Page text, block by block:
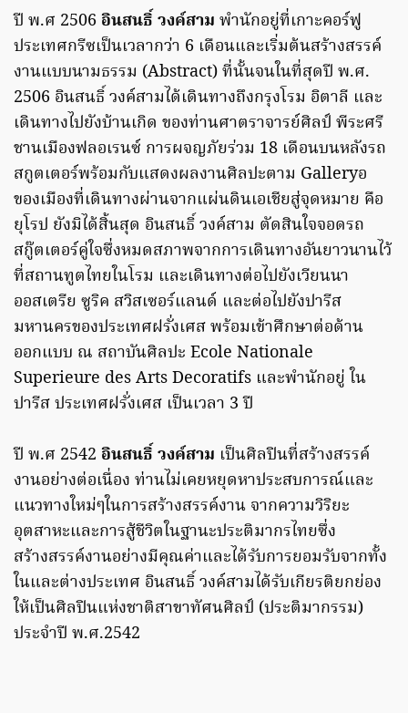
ปี พ.ศ 2506อินสนธิ์ วงค์สาม พำนักอยู่ที่เกาะคอร์ฟู
ประเทศกรีซเป็นเวลากว่า 6 เดือนและเริ่มต้นสร้างสรรค์
งานแบบนามธรรม (Abstract) ที่นั้นจนในที่สุดปี พ.ศ.
2506 อินสนธิ์ วงค์สามได้เดินทางถึงกรุงโรม อิตาลี และ
เดินทางไปยังบ้านเกิด ของท่านศาตราจารย์ศิลป์ พีระศรี
ชานเมืองฟลอเรนซ์ การผจญภัยร่วม 18 เดือนบนหลังรถ
สกูตเตอร์พร้อมกับแสดงผลงานศิลปะตาม Galleryอ
ของเมืองที่เดินทางผ่านจากแผ่นดินเอเชียสู่จุดหมาย คือ
ยุโรป ยังมิได้สิ้นสุด อินสนธิ์ วงค์สาม ตัดสินใจจอดรถ
สกู๊ตเตอร์คู่ใจซึ่งหมดสภาพจากการเดินทางอันยาวนานไว้
ที่สถานทูตไทยในโรม และเดินทางต่อไปยังเวียนนา
ออสเตรีย ซูริค สวิสเซอร์แลนด์ และต่อไปยังปารีส
มหานครของประเทศฝรั่งเศส พร้อมเข้าศึกษาต่อด้าน
ออกแบบ ณ สถาบันศิลปะ Ecole Nationale
Superieure des Arts Decoratifs และพำนักอยู่ ใน
ปารีส ประเทศฝรั่งเศส เป็นเวลา 3 ปี
ปี พ.ศ 2542 อินสนธิ์ วงค์สาม เป็นศิลปินที่สร้างสรรค์
งานอย่างต่อเนื่อง ท่านไม่เคยหยุดหาประสบการณ์และ
แนวทางใหม่ๆในการสร้างสรรค์งาน จากความวิริยะ
อุตสาหะและการสู้ชีวิตในฐานะประติมากรไทยซึ่ง
สร้างสรรค์งานอย่างมีคุณค่าและได้รับการยอมรับจากทั้ง
ในและต่างประเทศ อินสนธิ์ วงค์สามได้รับเกียรติยกย่อง
ให้เป็นศิลปินแห่งชาติสาขาทัศนศิลป์ (ประติมากรรม)
ประจำปี พ.ศ.2542